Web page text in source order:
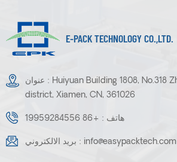
E-PACK TECHNOLOGY CO.,LTD.
عنوان : Huiyuan Building 1808, No.318 Zhonglinli, Haicang
district, Xiamen, CN, 361026
هاتف : +86 19959284556
بريد الالكتروني : info@easypacktech.com